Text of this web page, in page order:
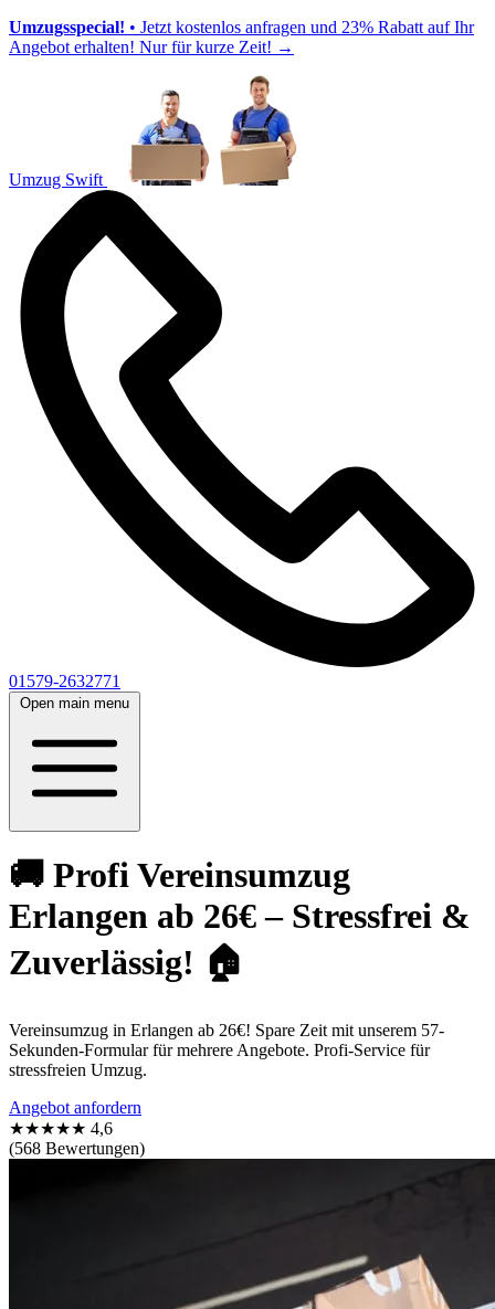
Umzugsspecial! • Jetzt kostenlos anfragen und 23% Rabatt auf Ihr
Angebot erhalten! Nur für kurze Zeit! →
Umzug Swift
01579-2632771
Open main menu
🚚 Profi Vereinsumzug
Erlangen ab 26€ – Stressfrei &
Zuverlässig! 🏠
Vereinsumzug in Erlangen ab 26€! Spare Zeit mit unserem 57-
Sekunden-Formular für mehrere Angebote. Profi-Service für
stressfreien Umzug.
Angebot anfordern
★★★★★ 4,6
(568 Bewertungen)